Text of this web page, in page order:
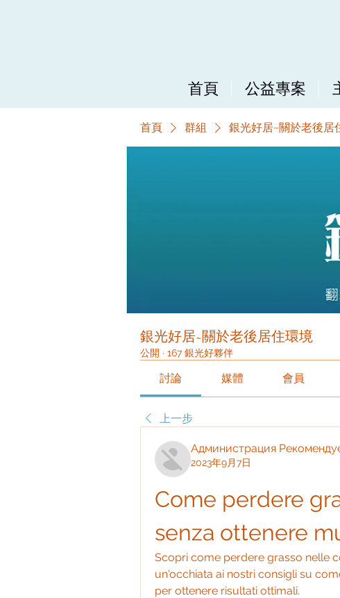
首頁 公益專案
首頁 群組 銀光好居~關於老後居
銀光好居~關於老後居住環境
公開 · 167 銀光好夥伴
討論 媒體 會員
上一步
Администрация
2023年9月7日
Come perdere
senza ottenere
Scopri come perdere grasso nelle
un'occhiata ai nostri consigli su
per ottenere risultati ottimali.